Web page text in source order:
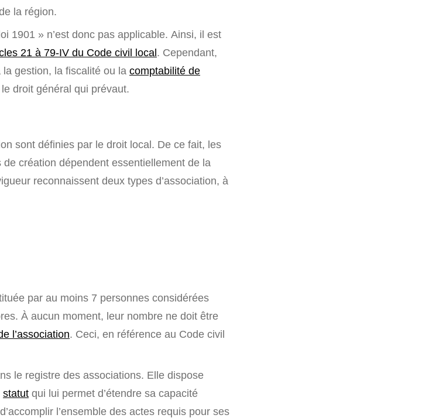
la région.
1901 » n’est donc pas applicable. Ainsi, il est
21 à 79-IV du Code civil local. Cependant,
gestion, la fiscalité ou la comptabilité de
droit général qui prévaut.
sont définies par le droit local. De ce fait, les
création dépendent essentiellement de la
reconnaissent deux types d’association, à
par au moins 7 personnes considérées
À aucun moment, leur nombre ne doit être
l’association. Ceci, en référence au Code civil
le registre des associations. Elle dispose
statut qui lui permet d’étendre sa capacité
l’ensemble des actes requis pour ses